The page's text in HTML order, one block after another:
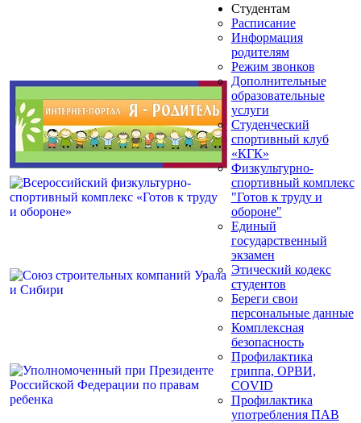
Студентам
Расписание
Информация
родителям
Режим звонков
Дополнительные
образовательные
услуги
Студенческий
спортивный клуб
«КГК»
Физкультурно-
спортивный комплекс
"Готов к труду и
обороне"
Единый
государственный
экзамен
Этический кодекс
студентов
Береги свои
персональные данные
Комплексная
безопасность
Профилактика
гриппа, ОРВИ,
COVID
Профилактика
употребления ПАВ